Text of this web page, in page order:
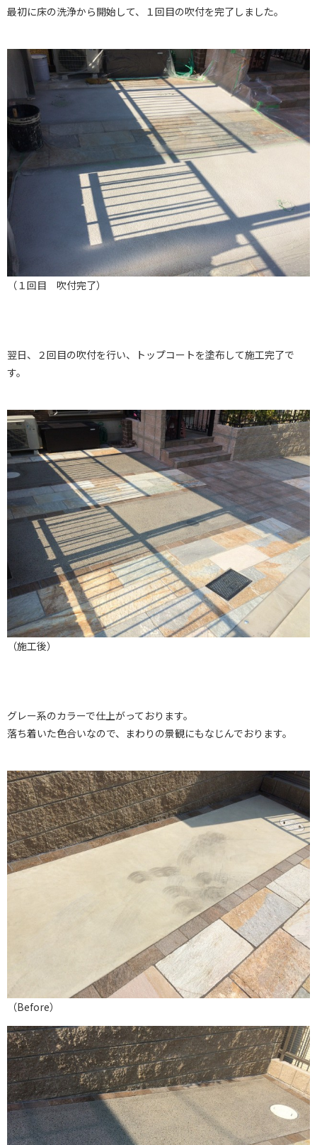
最初に床の洗浄から開始して、１回目の吹付を完了しました。
（１回目 吹付完了）
翌日、２回目の吹付を行い、トップコートを塗布して施工完了で
す。
（施工後）
グレー系のカラーで仕上がっております。
落ち着いた色合いなので、まわりの景観にもなじんでおります。
（Before）